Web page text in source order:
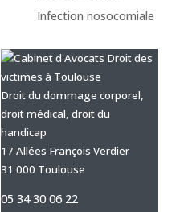
Infection nosocomiale
Droit du dommage corporel,
droit médical, droit du
handicap
17 Allées François Verdier
31 000 Toulouse
05 34 30 06 22